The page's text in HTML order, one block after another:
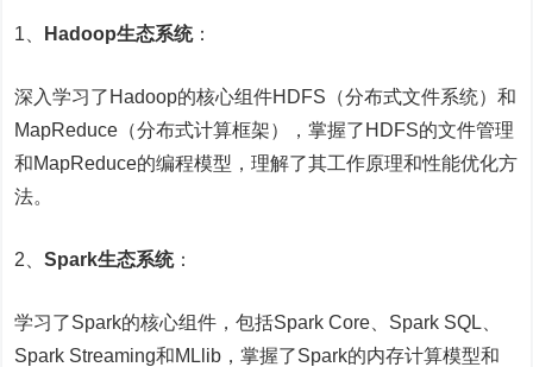
1、 Hadoop生态系统：
深入学习了Hadoop的核心组件HDFS（分布式文件系统）和
MapReduce（分布式计算框架），掌握了HDFS的文件管理
和MapReduce的编程模型，理解了其工作原理和性能优化方
法。
2、Spark生态系统：
学习了Spark的核心组件，包括Spark Core、Spark SQL、
Spark Streaming和MLlib，掌握了Spark的内存计算模型和